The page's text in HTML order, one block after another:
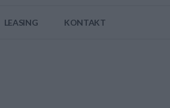
LEASING KONTAKT